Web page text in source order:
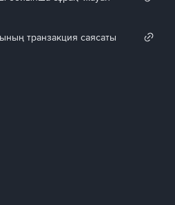
транзакция саясаты